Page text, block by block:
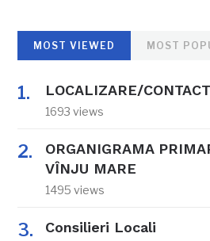
MOST VIEWED MOST
LOCALIZARE/CONTACT
1693 views
ORGANIGRAMA
VÎNJU MARE
1495 views
Consilieri Locali